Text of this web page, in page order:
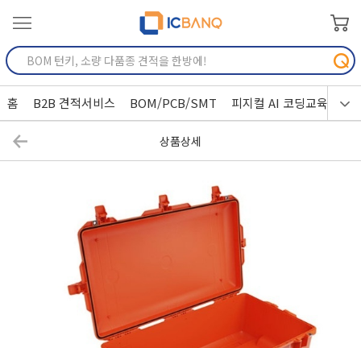
홈 B2B 견적서비스 BOM/PCB/SMT 피지컬 AI 코딩교육
상품상세